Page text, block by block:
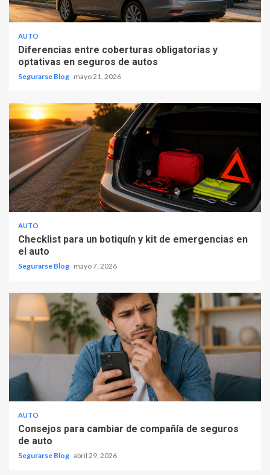
AUTO
Diferencias entre coberturas obligatorias y
optativas en seguros de autos
Segurarse Blog mayo 21, 2026
AUTO
Checklist para un botiquín y kit de emergencias en
el auto
Segurarse Blog mayo 7, 2026
AUTO
Consejos para cambiar de compañía de seguros
de auto
Segurarse Blog abril 29, 2026